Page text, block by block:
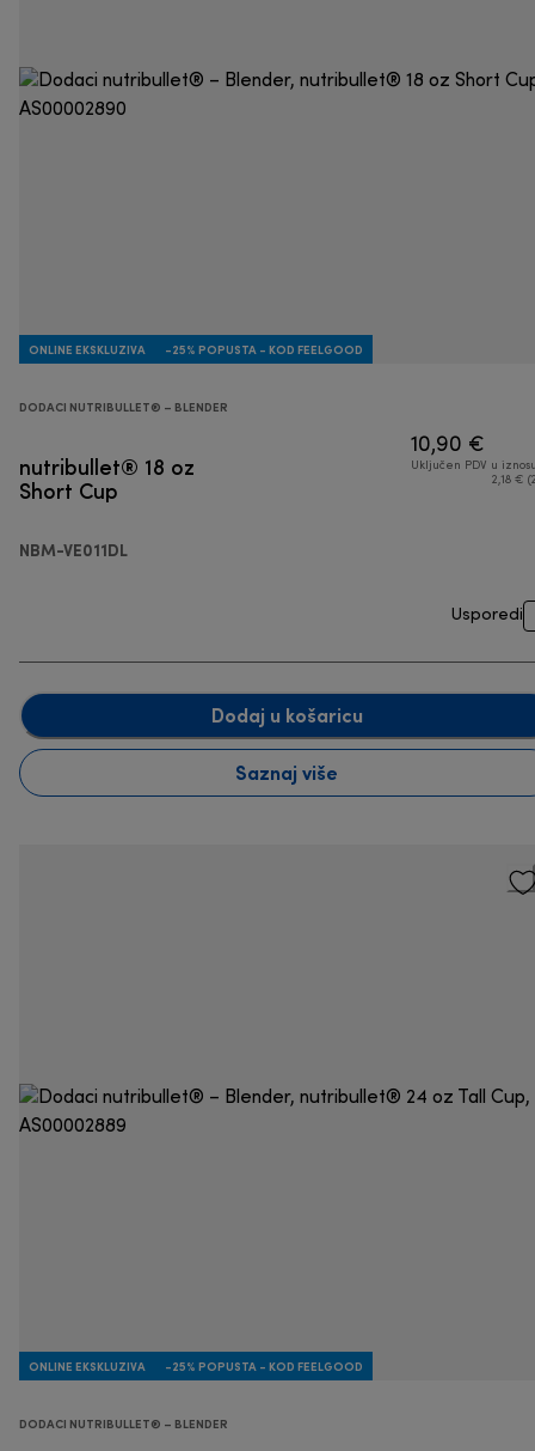
ONLINE EKSKLUZIVA -25% POPUSTA - KOD FEELGOOD
DODACI NUTRIBULLET® – BLENDER
nutribullet® 18 oz
Short Cup
NBM-VE011DL
10,90 €
Uključen PDV u
2,18 €
Usporedi
Dodaj u košaricu
Saznaj više
ONLINE EKSKLUZIVA -25% POPUSTA - KOD FEELGOOD
DODACI NUTRIBULLET® – BLENDER